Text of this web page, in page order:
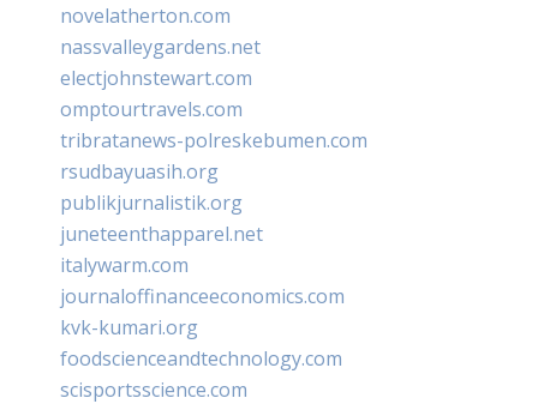
novelatherton.com
nassvalleygardens.net
electjohnstewart.com
omptourtravels.com
tribratanews-polreskebumen.com
rsudbayuasih.org
publikjurnalistik.org
juneteenthapparel.net
italywarm.com
journaloffinanceeconomics.com
kvk-kumari.org
foodscienceandtechnology.com
scisportsscience.com